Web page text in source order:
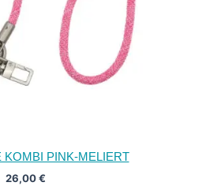
KOMBI PINK-MELIERT
26,00€